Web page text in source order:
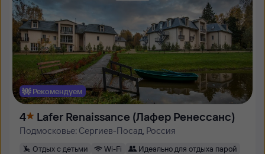
Рекомендуем
4 Lafer Renaissance (Лафер Ренессанс)
Подмосковье: Сергиев-Посад, Россия
Отдых с детьми Wi-Fi Идеально для отдыха парой